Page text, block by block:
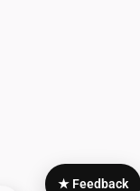
★ Feedback